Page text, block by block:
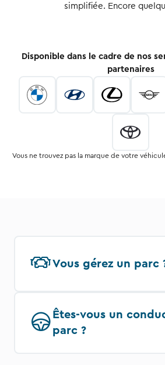
simplifiée. Encore
Disponible dans le cadre de nos
partenaires
Vous ne trouvez pas la marque de votre
Vous gérez un parc
Êtes-vous un
parc ?